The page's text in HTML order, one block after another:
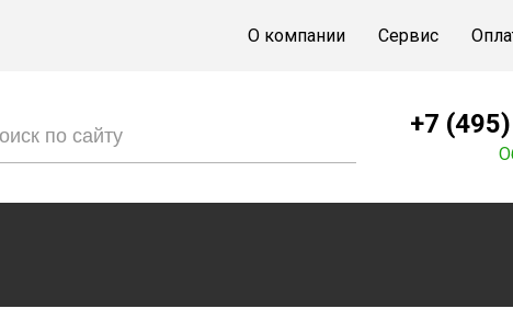
О компании Сервис
+7